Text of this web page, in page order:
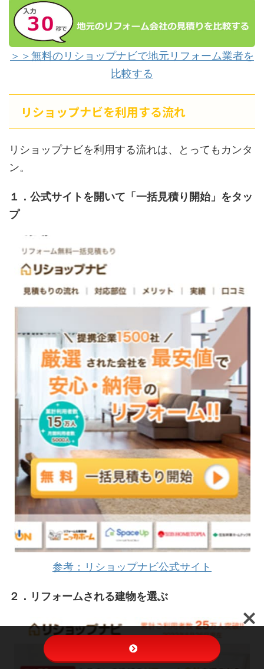
＞＞無料のリショップナビで地元リフォーム業者を
比較する
リショップナビを利用する流れ
リショップナビを利用する流れは、とってもカンタ
ン。
１．公式サイトを開いて「一括見積り開始」をタッ
プ
参考：リショップナビ公式サイト
２．リフォームされる建物を選ぶ